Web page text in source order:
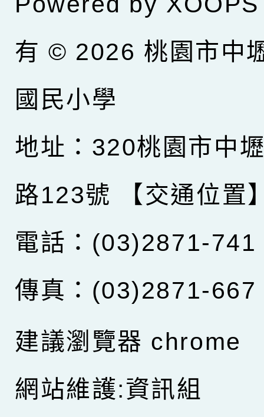
有 © 2026 桃園市中
國民小學
地址：320桃園市中
路123號
【交通位置
電話：(03)2871-741
傳真：(03)2871-667
建議瀏覽器 chrome
網站維護:資訊組